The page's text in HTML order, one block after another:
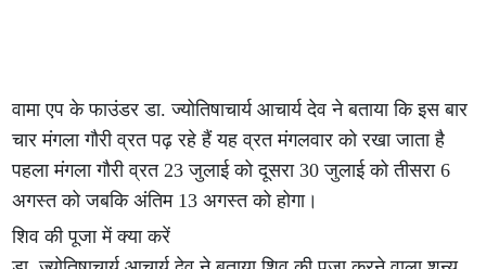
वामा एप के फाउंडर डा. ज्योतिषाचार्य आचार्य देव ने बताया कि इस बार
चार मंगला गौरी व्रत पढ़ रहे हैं यह व्रत मंगलवार को रखा जाता है
पहला मंगला गौरी व्रत 23 जुलाई को दूसरा 30 जुलाई को तीसरा 6
अगस्त को जबकि अंतिम 13 अगस्त को होगा।
शिव की पूजा में क्या करें